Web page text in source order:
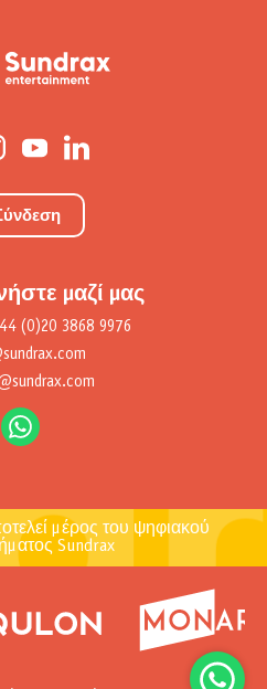
μαζί μας
(0)20 3868 9976
μέρος του ψηφιακού
Sundrax